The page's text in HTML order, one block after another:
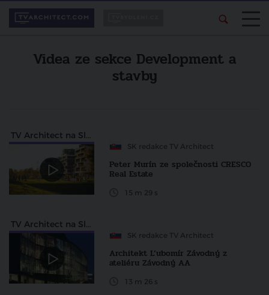
Videa ze sekce Development a
stavby
TV Architect na Slovensku
SK redakce TV Architect
Peter Murín ze společnosti CRESCO
Real Estate
15 m 29 s
TV Architect na Slovensku
SK redakce TV Architect
Architekt L’ubomír Závodný z
ateliéru Závodný AA
13 m 26 s